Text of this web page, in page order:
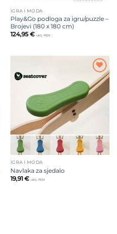
IGRA I MODA
Play&Go podloga za igru/puzzle –
Brojevi (180 x 180 cm)
124,95 € uklj. PDV
Dodajte
na listu
želja
IGRA I MODA
Navlaka za sjedalo
19,91 € uklj. PDV